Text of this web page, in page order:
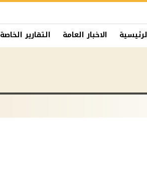
الاخبار العامة التقارير الخاصة